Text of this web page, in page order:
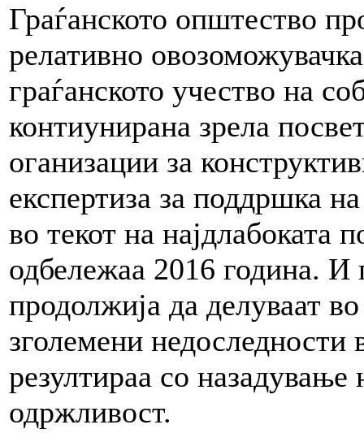
Граѓанското општество
релативно
граѓанското учество на
контиунирана зрела
оганизации за
експертиза за поддршка
во текот на најдлабоката
одбележаа 2016 година. И
продолжија да делуваат
зголемени недоследности
резултираа со назадување
одржливост.